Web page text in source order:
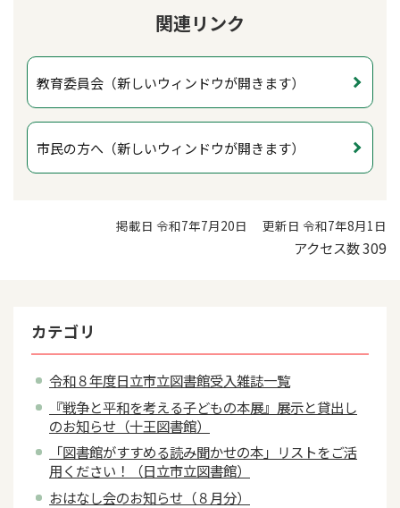
関連リンク
教育委員会（新しいウィンドウが開きます）
市民の方へ（新しいウィンドウが開きます）
掲載日 令和7年7月20日 更新日 令和7年8月1日
アクセス数309
カテゴリ
令和８年度日立市立図書館受入雑誌一覧
『戦争と平和を考える子どもの本展』展示と貸出し
のお知らせ（十王図書館）
「図書館がすすめる読み聞かせの本」リストをご活
用ください！（日立市立図書館）
おはなし会のお知らせ（８月分）